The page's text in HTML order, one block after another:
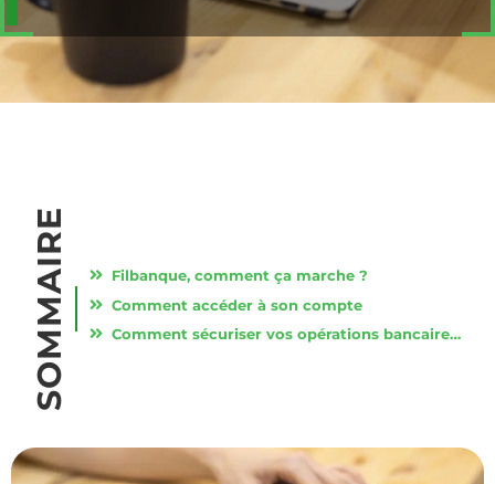
SOMMAIRE
Filbanque, comment ça marche ?
Comment accéder à son compte
Comment sécuriser vos opérations bancaires ?